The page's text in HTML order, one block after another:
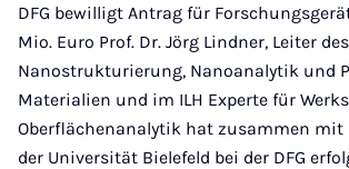
DFG bewilligt Antrag für
Mio. Euro Prof. Dr. Jörg Lindner, Leiter
Nanostrukturierung, Nanoanalytik und
Materialien und im ILH Experte für
Oberflächenanalytik hat zusammen mit
der Universität Bielefeld bei der DFG